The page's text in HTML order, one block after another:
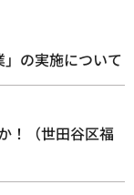
の実施について
！（世田谷区福